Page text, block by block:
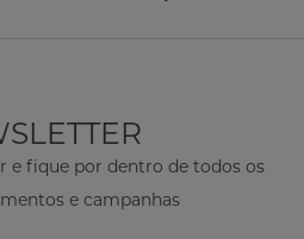
e fique por dentro de todos os
e campanhas